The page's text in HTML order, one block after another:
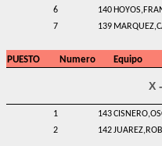
6
140
7
139
PUESTO Numero Equipo
X
1 143
2
142